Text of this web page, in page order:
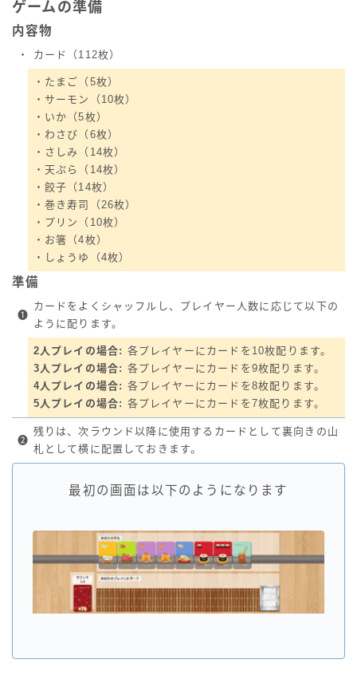
ゲームの準備
内容物
・ カード（112枚）
・たまご（5枚）
・サーモン（10枚）
・いか（5枚）
・わさび（6枚）
・さしみ（14枚）
・天ぷら（14枚）
・餃子（14枚）
・巻き寿司（26枚）
・プリン（10枚）
・お箸（4枚）
・しょうゆ（4枚）
準備
❶
カードをよくシャッフルし、プレイヤー人数に応じて以下の
ように配ります。
2人プレイの場合: 各プレイヤーにカードを10枚配ります。
3人プレイの場合: 各プレイヤーにカードを9枚配ります。
4人プレイの場合: 各プレイヤーにカードを8枚配ります。
5人プレイの場合: 各プレイヤーにカードを7枚配ります。
❷
残りは、次ラウンド以降に使用するカードとして裏向きの山
札として横に配置しておきます。
最初の画面は以下のようになります